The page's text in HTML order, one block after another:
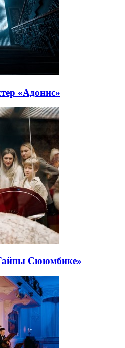
«Адонис»
Сююмбике»